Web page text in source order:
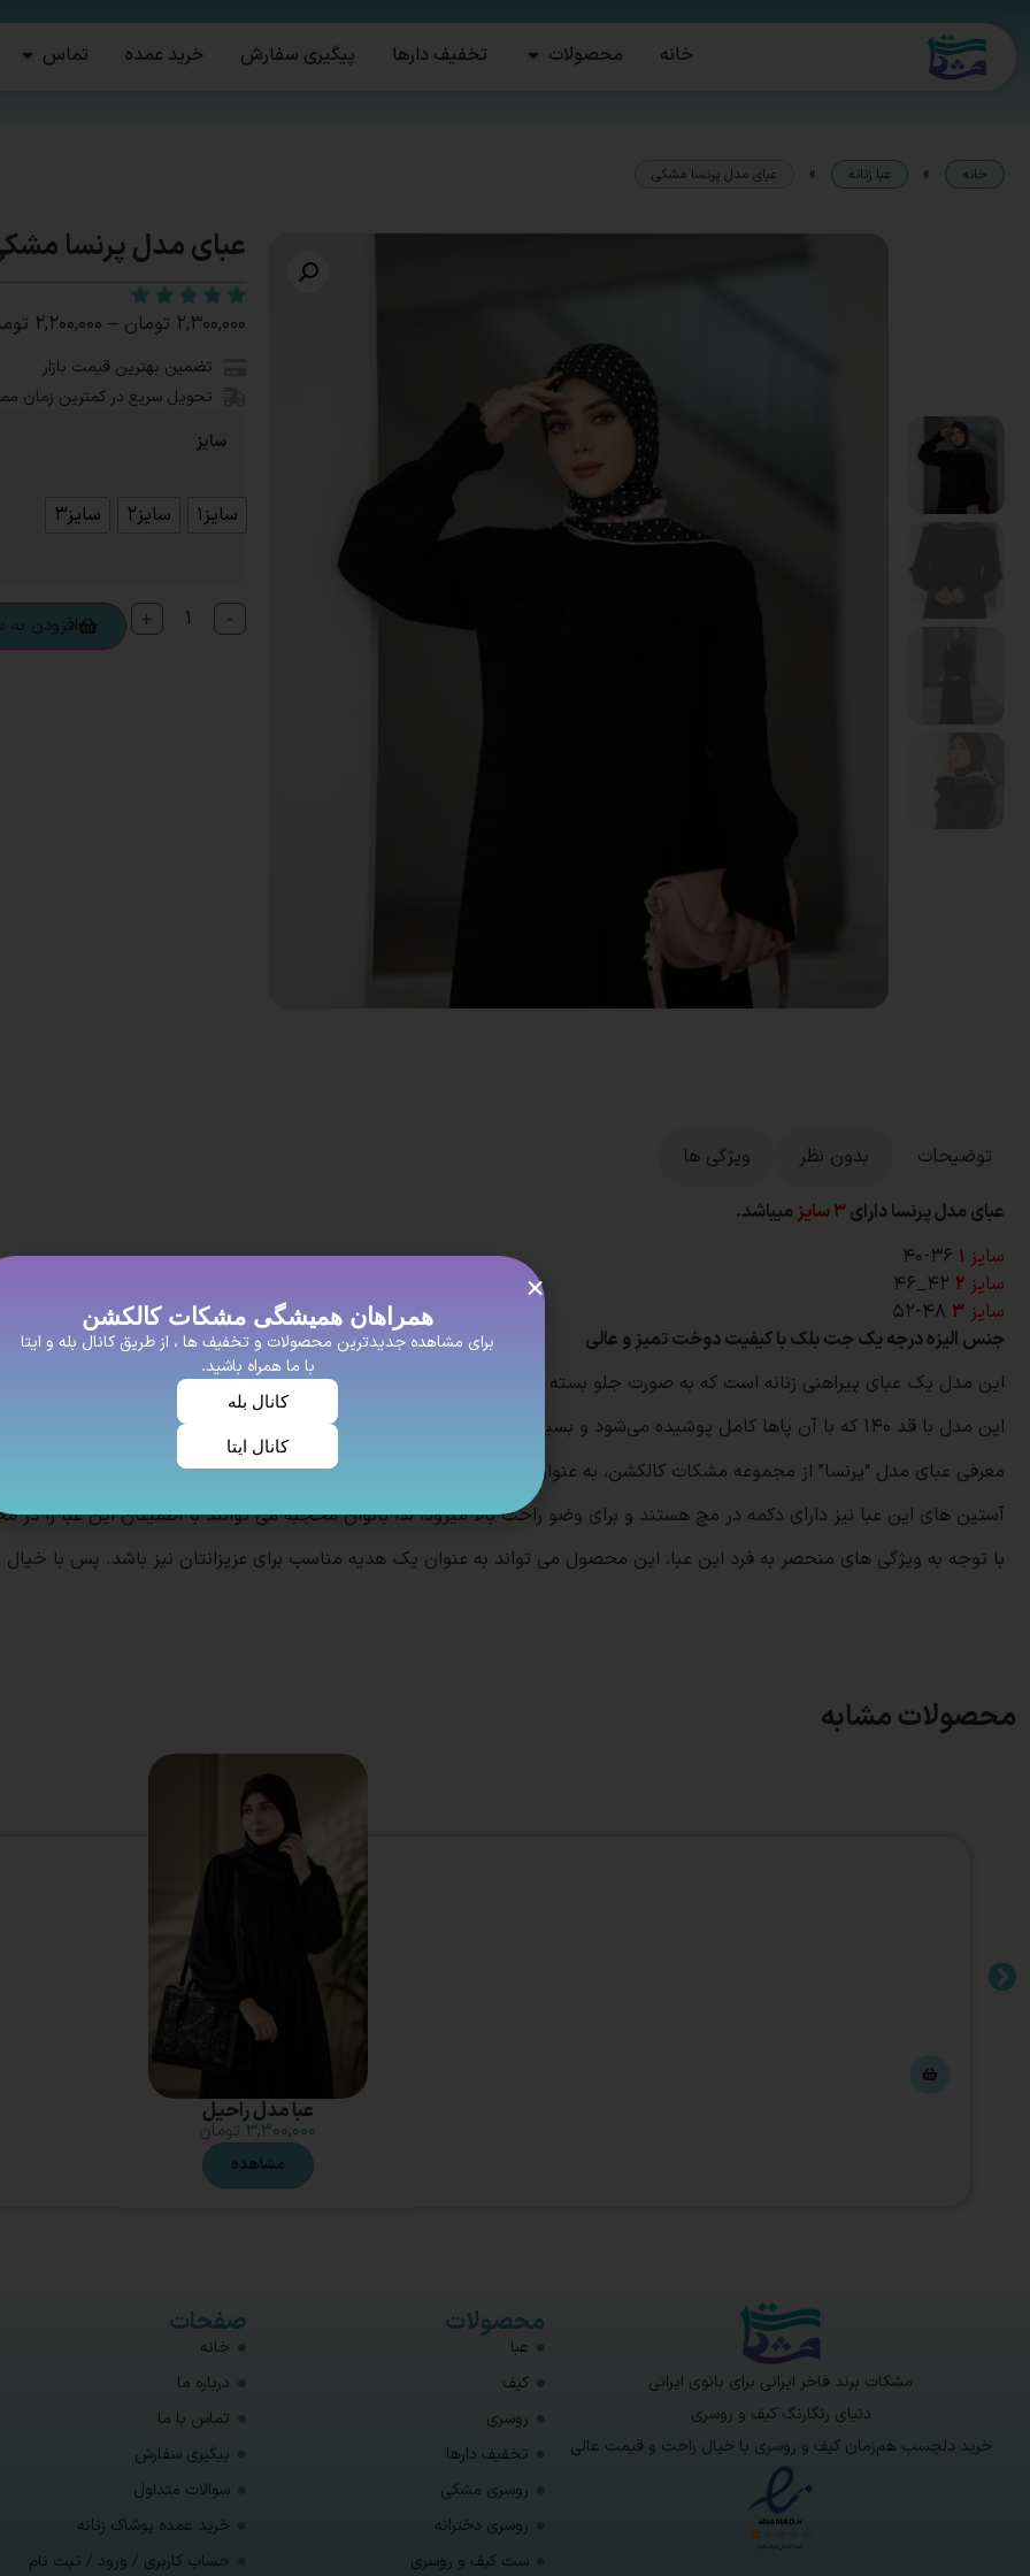
خانه محصولات تخفیف دارها پیگیری سفارش خرید عمده تماس
خانه » عبا زنانه » عبای مدل پرنسا مشکی
عبای مدل پرنسا
۲,۳۰۰,۰۰۰ تومان – ۲,۲۰۰,۰۰۰
تضمین بهترین قیمت بازار
تحویل سریع در کمترین زمان
سایز
سایز1 سایز2 سایز3
-
+ افزودن
توضیحات بدون نظر
ویژگی ها
عبای مدل پرنسا دارای 3 سایز
میباشد.
سایز ۱
سایز ۲
سایز ۳
جنس الیزه درجه یک جت بلک با کیفیت دوخت تمیز و عالی
این مدل یک عبای پیراهنی زنانه است که به صورت جلو بسته و از پشت دکمه دارد.
این مدل با قد ۱۴۰ که با آن پاها کامل پوشیده می‌شود و بسیار راحت و سبک و کاربردی میباشد. مناسب برای استفاده در مراسم رسمی یا روزمره می‌باشد.
معرفی عبای مدل “پرنسا” از مجموعه مشکات کالکشن، به عنوان یک لباس مناسب برای بانوان محجبه میباشد.
آستین های این عبا نیز دارای دکمه در مچ هستند و برای وضو راحت بالا میرود، لذا بانوان محجبه می توانند با اطمینان این عبا را
با توجه به ویژگی های منحصر به فرد این عبا، این محصول می تواند به عنوان یک هدیه مناسب برای عزیزانتان نیز باشد. پس با خیال
محصولات مشابه
عبا مدل راحیل
۳,۳۰۰,۰۰۰ تومان
مشاهده
مشکات برند فاخر ایرانی برای بانوی ایرانی
دنیای رنگارنگ کیف و روسری
خرید دلچسب هم‌زمان کیف و روسری با خیال راحت و قیمت عالی
محصولات
عبا
کیف
روسری
تخفیف دارها
روسری مشکی
روسری دخترانه
ست کیف و روسری
صفحات
خانه
درباره ما
تماس با ما
پیگیری سفارش
سوالات متداول
خرید عمده پوشاک زنانه
حساب کاربری / ورود / ثبت نام
همراهان همیشگی مشکات کالکشن
برای مشاهده جدیدترین محصولات و تخفیف ها ، از طریق کانال بله و ایتا
با ما همراه باشید.
کانال بله
کانال ایتا